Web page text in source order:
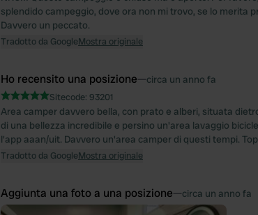
splendido campeggio, dove ora non mi trovo, se lo merita
Davvero un peccato.
Tradotto da GoogleMostra originale
Ho recensito una posizione—circa un anno fa
Sitecode: 93201
Area camper davvero bella, con prato e alberi, situata
di una bellezza incredibile e persino un'area lavaggio
l'app aaan/uit. Davvero un'area camper di questi tempi.
Tradotto da GoogleMostra originale
Aggiunta una foto a una posizione—circa un anno fa